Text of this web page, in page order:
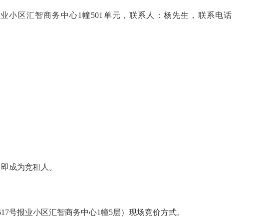
区汇智商务中心1幢501单元，联系人：杨先生，联系电话
成为竞租人。
报业小区汇智商务中心1幢5层）现场竞价方式。